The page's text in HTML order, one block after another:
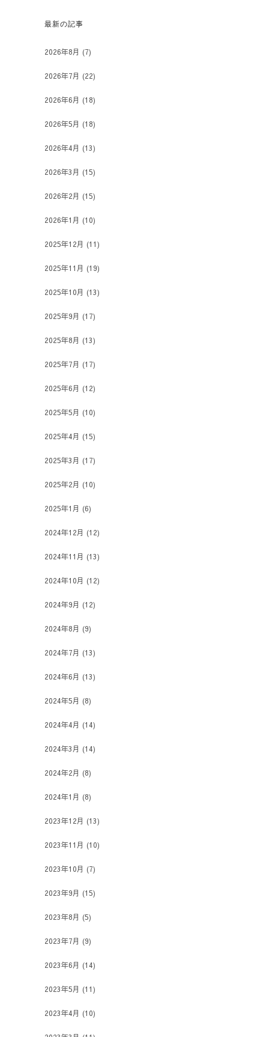
最新の記事
2026年8月 (7)
2026年7月 (22)
2026年6月 (18)
2026年5月 (18)
2026年4月 (13)
2026年3月 (15)
2026年2月 (15)
2026年1月 (10)
2025年12月 (11)
2025年11月 (19)
2025年10月 (13)
2025年9月 (17)
2025年8月 (13)
2025年7月 (17)
2025年6月 (12)
2025年5月 (10)
2025年4月 (15)
2025年3月 (17)
2025年2月 (10)
2025年1月 (6)
2024年12月 (12)
2024年11月 (13)
2024年10月 (12)
2024年9月 (12)
2024年8月 (9)
2024年7月 (13)
2024年6月 (13)
2024年5月 (8)
2024年4月 (14)
2024年3月 (14)
2024年2月 (8)
2024年1月 (8)
2023年12月 (13)
2023年11月 (10)
2023年10月 (7)
2023年9月 (15)
2023年8月 (5)
2023年7月 (9)
2023年6月 (14)
2023年5月 (11)
2023年4月 (10)